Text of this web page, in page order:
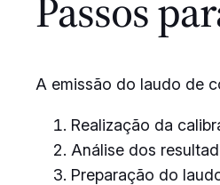
A emissão do laudo de
Realização da
Análise dos
Preparação do